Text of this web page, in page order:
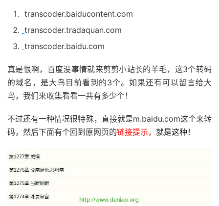
transcoder.baiducontent.com
transcoder.tradaquan.com
transcoder.baidu.com
真是恨啊，百度没事情就来剪剪小站长的羊毛，这3个转码
的域名，是大鸟目前看到的3个。如果还有可以留言给大
鸟，我们来收集看看一共有多少个！
不过还有一种情况很特殊，直接就是m.baidu.com这个来转
码，然后下面有个回到原网页的链接提示， 就是这种！